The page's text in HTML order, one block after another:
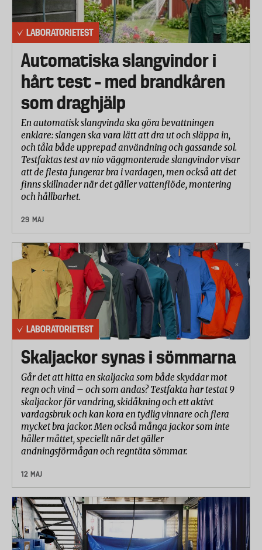
LABORATORIETEST
Automatiska slangvindor i
hårt test – med brandkåren
som draghjälp
En automatisk slangvinda ska göra bevattningen
enklare: slangen ska vara lätt att dra ut och släppa in,
och tåla både upprepad användning och gassande sol.
Testfaktas test av nio väggmonterade slangvindor visar
att de flesta fungerar bra i vardagen, men också att det
finns skillnader när det gäller vattenflöde, montering
och hållbarhet.
29 MAJ
LABORATORIETEST
Skaljackor synas i sömmarna
Går det att hitta en skaljacka som både skyddar mot
regn och vind – och som andas? Testfakta har testat 9
skaljackor för vandring, skidåkning och ett aktivt
vardagsbruk och kan kora en tydlig vinnare och flera
mycket bra jackor. Men också många jackor som inte
håller måttet, speciellt när det gäller
andningsförmågan och regntäta sömmar.
12 MAJ